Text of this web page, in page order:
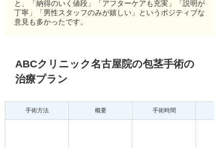
と、「納得のいく値段」「アフターケアも充実」「説明が
丁寧」「男性スタッフのみが嬉しい」というポジティブな
意見も多かったです。
ABCクリニック名古屋院の包茎手術の
治療プラン
手術方法 概要 手術時間